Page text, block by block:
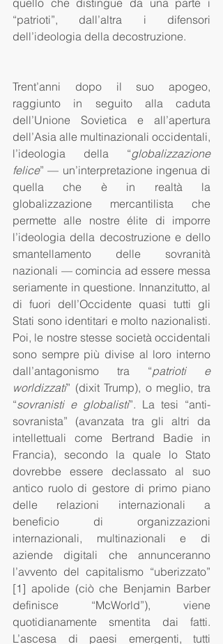
quello che distingue da una parte i
“patrioti”, dall’altra i difensori
dell’ideologia della decostruzione.
Trent’anni dopo il suo apogeo,
raggiunto in seguito alla caduta
dell’Unione Sovietica e all’apertura
dell’Asia alle multinazionali occidentali,
l’ideologia della “globalizzazione
felice” — un’interpretazione ingenua di
quella che è in realtà la
globalizzazione mercantilista che
permette alle nostre élite di imporre
l’ideologia della decostruzione e dello
smantellamento delle sovranità
nazionali — comincia ad essere messa
seriamente in questione. Innanzitutto, al
di fuori dell’Occidente quasi tutti gli
Stati sono identitari e molto nazionalisti.
Poi, le nostre stesse società occidentali
sono sempre più divise al loro interno
dall’antagonismo tra “patrioti e
worldizzati” (dixit Trump), o meglio, tra
“sovranisti e globalisti”. La tesi “anti-
sovranista” (avanzata tra gli altri da
intellettuali come Bertrand Badie in
Francia), secondo la quale lo Stato
dovrebbe essere declassato al suo
antico ruolo di gestore di primo piano
delle relazioni internazionali a
beneficio di organizzazioni
internazionali, multinazionali e di
aziende digitali che annunceranno
l’avvento del capitalismo “uberizzato”
[1] apolide (ciò che Benjamin Barber
definisce “McWorld”), viene
quotidianamente smentita dai fatti.
L’ascesa di paesi emergenti, tutti